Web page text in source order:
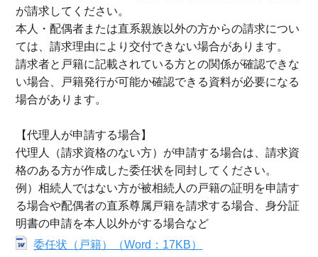
が請求してください。
本人・配偶者または直系親族以外の方からの請求につい
ては、請求理由により交付できない場合があります。
請求者と戸籍に記載されている方との関係が確認できな
い場合、戸籍発行が可能か確認できる資料が必要になる
場合があります。
【代理人が申請する場合】
代理人（請求資格のない方）が申請する場合は、請求資
格のある方が作成した委任状を同封してください。
例）相続人ではない方が被相続人の戸籍の証明を申請す
る場合や配偶者の直系尊属戸籍を請求する場合、身分証
明書の申請を本人以外がする場合など
委任状（戸籍）（Word：17KB）